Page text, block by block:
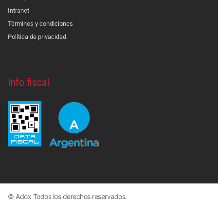
Intranet
Términos y condiciones
Política de privacidad
Info fiscal
© Adox Todos los derechos reservados.